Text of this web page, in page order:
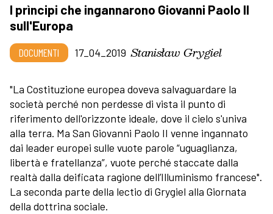
I prìncipi che ingannarono Giovanni Paolo II
sull'Europa
DOCUMENTI 17_04_2019 Stanisław Grygiel
"La Costituzione europea doveva salvaguardare la
società perché non perdesse di vista il punto di
riferimento dell'orizzonte ideale, dove il cielo s'univa
alla terra. Ma San Giovanni Paolo II venne ingannato
dai leader europei sulle vuote parole “uguaglianza,
libertà e fratellanza”, vuote perché staccate dalla
realtà dalla deificata ragione dell’Illuminismo francese".
La seconda parte della lectio di Grygiel alla Giornata
della dottrina sociale.